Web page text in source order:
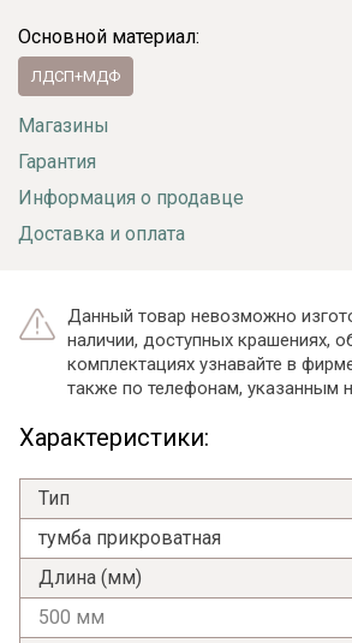
Основной материал:
ЛДСП+МДФ
Магазины
Гарантия
Информация о продавце
Доставка и оплата
Данный товар невозможно
наличии, доступных крашениях,
комплектациях узнавайте в
также по телефонам, указанным
Характеристики:
Тип
тумба прикроватная
Длина (мм)
500 мм